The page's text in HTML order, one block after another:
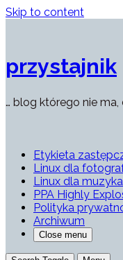
Skip to content
przystajnik
… blog którego nie
Etykieta
Linux dla
Linux dla muzyka
PPA Highly
Polityka
Archiwum
Close menu